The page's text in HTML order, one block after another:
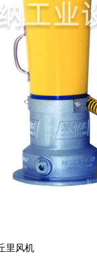
里风机